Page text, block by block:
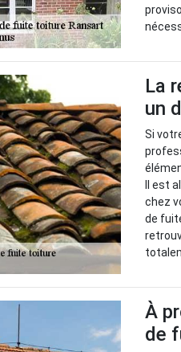
La
un
Si
Il est
chez
de
À
de